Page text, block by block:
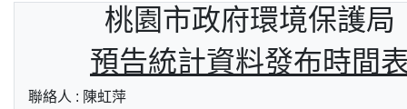
桃園市政府環境保護局
預告統計資料發布時間
聯絡人 : 陳虹萍